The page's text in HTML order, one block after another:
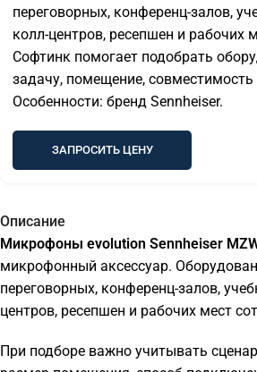
переговорных, конференц-залов,
колл-центров, ресепшен и рабочих
Софтинк помогает подобрать
задачу, помещение,
Особенности: бренд Sennheiser.
ЗАПРОСИТЬ ЦЕНУ
Описание
Микрофоны evolution Sennheiser
микрофонный аксессуар.
переговорных, конференц-залов,
центров, ресепшен и рабочих мест
При подборе важно учитывать